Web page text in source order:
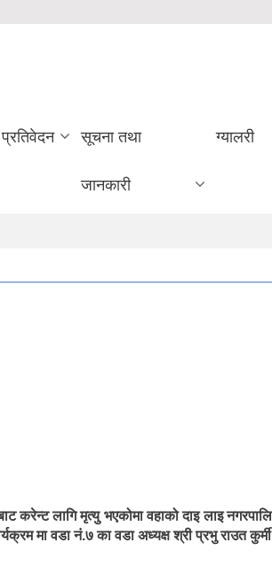
प्रतिवेदन सूचना तथा
जानकारी
ग्यालरी
लागि मृत्यु भएकोमा वहाको दाइ लाइ
मा वडा नं.७ का वडा अध्यक्ष श्री प्रभु राउत